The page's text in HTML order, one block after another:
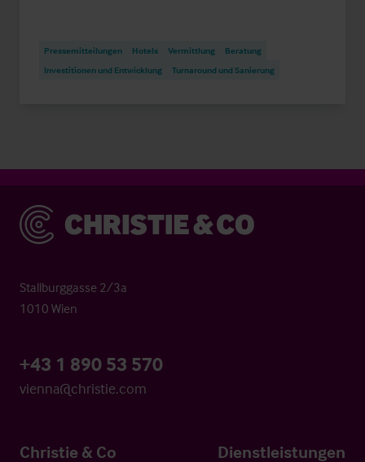
Pressemitteilungen Hotels Vermittlung
Beratung
Investitionen und Entwicklung
Turnaround und Sanierung
Christie & Co
Stallburggasse 2/3a
1010 Wien
+43 1 890 53 570
vienna@christie.com
Christie & Co Dienstleistungen